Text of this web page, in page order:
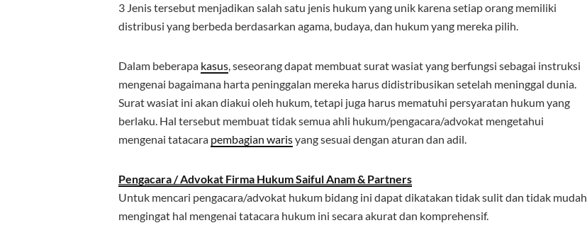
3 Jenis tersebut menjadikan salah satu jenis hukum yang unik karena setiap orang memiliki
distribusi yang berbeda berdasarkan agama, budaya, dan hukum yang mereka pilih.
Dalam beberapa kasus, seseorang dapat membuat surat wasiat yang berfungsi sebagai instruksi
mengenai bagaimana harta peninggalan mereka harus didistribusikan setelah meninggal dunia.
Surat wasiat ini akan diakui oleh hukum, tetapi juga harus mematuhi persyaratan hukum yang
berlaku. Hal tersebut membuat tidak semua ahli hukum/pengacara/advokat mengetahui
mengenai tatacara pembagian warisyang sesuai dengan aturan dan adil.
Pengacara / Advokat Firma Hukum Saiful Anam & Partners
Untuk mencari pengacara/advokat hukum bidang ini dapat dikatakan tidak sulit dan tidak mudah
mengingat hal mengenai tatacara hukum ini secara akurat dan komprehensif.